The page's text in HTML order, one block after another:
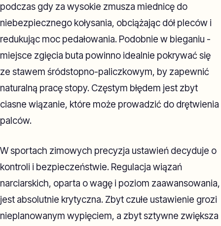
podczas gdy za wysokie zmusza miednicę do
niebezpiecznego kołysania, obciążając dół pleców i
redukując moc pedałowania. Podobnie w bieganiu -
miejsce zgięcia buta powinno idealnie pokrywać się
ze stawem śródstopno-paliczkowym, by zapewnić
naturalną pracę stopy. Częstym błędem jest zbyt
ciasne wiązanie, które może prowadzić do drętwienia
palców.
W sportach zimowych precyzja ustawień decyduje o
kontroli i bezpieczeństwie. Regulacja wiązań
narciarskich, oparta o wagę i poziom zaawansowania,
jest absolutnie krytyczna. Zbyt czułe ustawienie grozi
nieplanowanym wypięciem, a zbyt sztywne zwiększa